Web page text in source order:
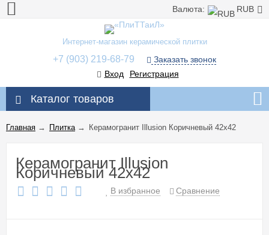
Валюта: RUB
Интернет-магазин керамической плитки
+7 (903) 219-68-79
Заказать звонок
Вход
Регистрация
Каталог товаров
Главная → Плитка→ Керамогранит Illusion Коричневый 42x42
Керамогранит Illusion
Коричневый 42x42
В избранное Сравнение